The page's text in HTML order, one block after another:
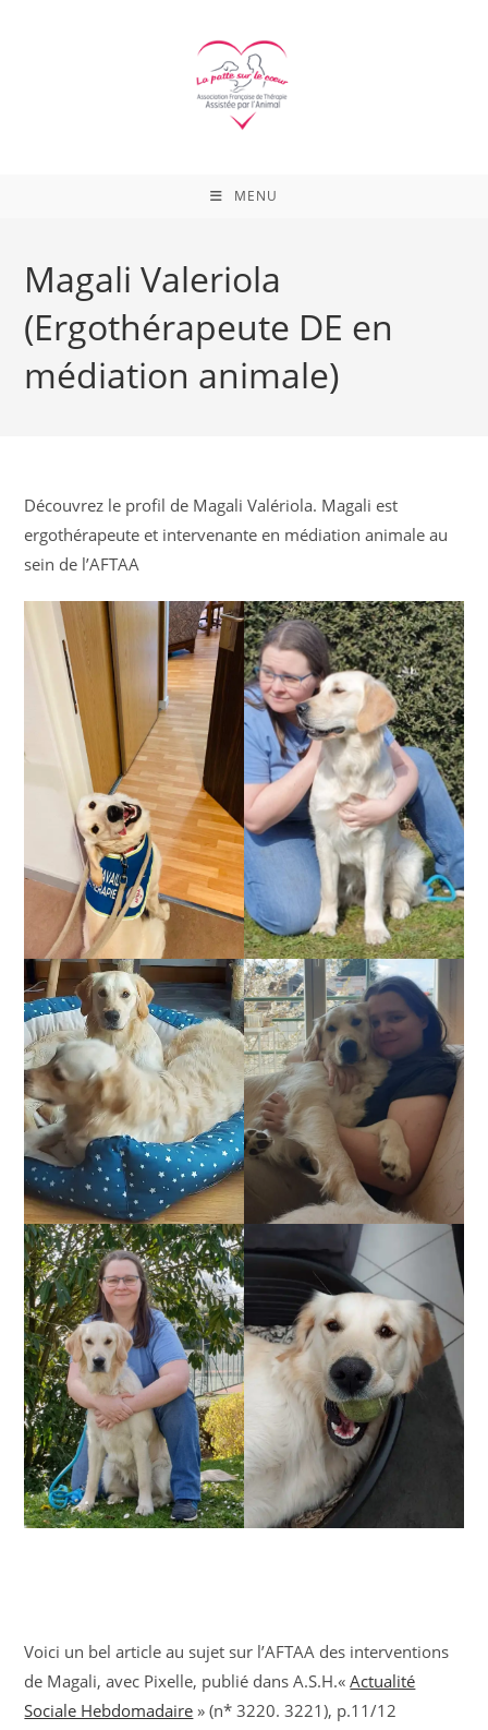
MENU
Magali Valeriola
(Ergothérapeute DE en
médiation animale)
Découvrez le profil de Magali Valériola. Magali est
ergothérapeute et intervenante en médiation animale au
sein de l’AFTAA
Voici un bel article au sujet sur l’AFTAA des interventions
de Magali, avec Pixelle, publié dans A.S.H.«Actualité
Sociale Hebdomadaire » (n* 3220. 3221), p.11/12